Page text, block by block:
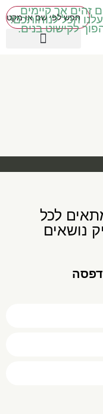
זהים אך קיימים
הכל לנוחותכם!
לקישוט בנים.
לכל
נושאים